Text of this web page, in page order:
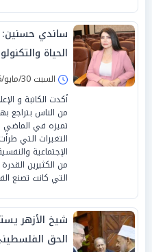
ساندي حسنين:
الحياة
السبت 30/مايو/2026 - 04:06 م
أكدت الكاتبة و
من الناس بتراجع
تميزه في الماضي
التغيرات التي
الإجتماعية
من الكثيرين
التي كانت تصنع
شيخ الأزهر
الحق